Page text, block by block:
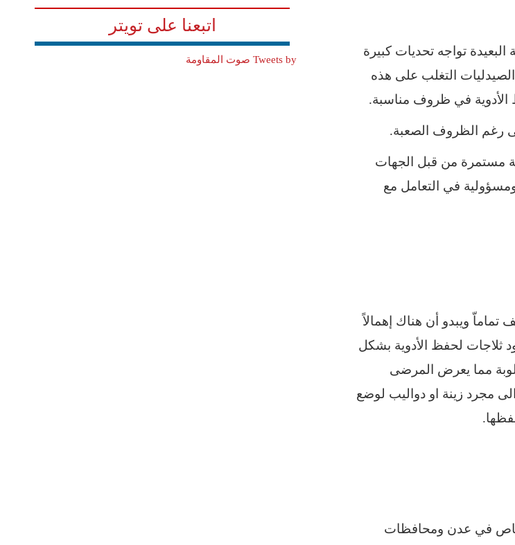
تواجه تحديات كبيرة
التغلب على هذه
الأدوية في ظروف مناسبة.
رغم الظروف الصعبة.
مستمرة من قبل الجهات
في التعامل مع
ويبدو أن هناك إهمالاً
ثلاجات لحفظ الأدوية بشكل
مما يعرض المرضى
مجرد زينة او دواليب لوضع
في عدن ومحافظات
اتبعنا على تويتر
Tweets by صوت المقاومة